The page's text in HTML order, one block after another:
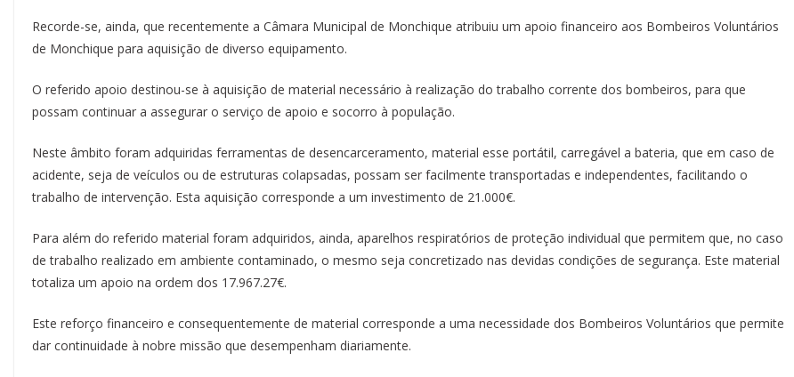
Recorde-se, ainda, que recentemente a Câmara Municipal de Monchique atribuiu um apoio financeiro aos Bombeiros Voluntários
de Monchique para aquisição de diverso equipamento.
O referido apoio destinou-se à aquisição de material necessário à realização do trabalho corrente dos bombeiros, para que
possam continuar a assegurar o serviço de apoio e socorro à população.
Neste âmbito foram adquiridas ferramentas de desencarceramento, material esse portátil, carregável a bateria, que em caso de
acidente, seja de veículos ou de estruturas colapsadas, possam ser facilmente transportadas e independentes, facilitando o
trabalho de intervenção. Esta aquisição corresponde a um investimento de 21.000€.
Para além do referido material foram adquiridos, ainda, aparelhos respiratórios de proteção individual que permitem que, no caso
de trabalho realizado em ambiente contaminado, o mesmo seja concretizado nas devidas condições de segurança. Este material
totaliza um apoio na ordem dos 17.967.27€.
Este reforço financeiro e consequentemente de material corresponde a uma necessidade dos Bombeiros Voluntários que permite
dar continuidade à nobre missão que desempenham diariamente.